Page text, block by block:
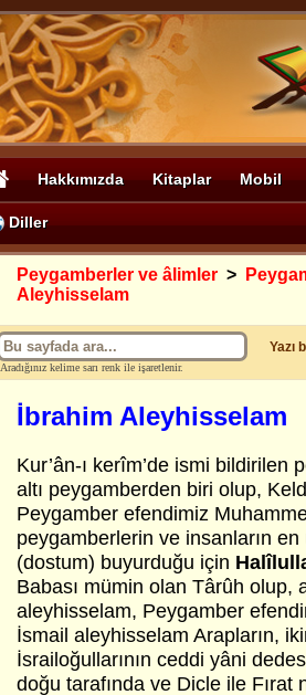
Hakkımızda Kitaplar Mobil
Diller
Peygamberler ve âlimler >
Aleyhisselam
Aradığınız kelime sarı renk ile işaretlenir.
Yazı
İbrahim Aleyhisselam
Kur’ân-ı kerîm’de ismi bildirilen
altı peygamberden biri olup,
Peygamber efendimiz
peygamberlerin ve insanların
(dostum) buyurduğu için
Babası mümin olan Târûh olup,
aleyhisselam, Peygamber
İsmail aleyhisselam Arapların,
İsrailoğullarının ceddi yâni
doğu tarafında ve Dicle ile Fırat